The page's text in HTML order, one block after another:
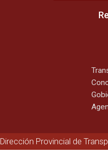
Dirección Provincial de